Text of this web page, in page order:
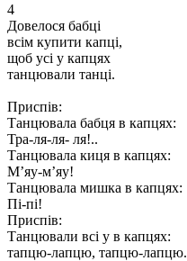
4
Довелося бабці
всім купити капці,
щоб усі у капцях
танцювали танці.
Приспів:
Танцювала бабця в капцях:
Тра-ля-ля- ля!..
Танцювала киця в капцях:
М’яу-м’яу!
Танцювала мишка в капцях:
Пі-пі!
Приспів:
Танцювали всі у в капцях:
тапцю-лапцю, тапцю-лапцю.